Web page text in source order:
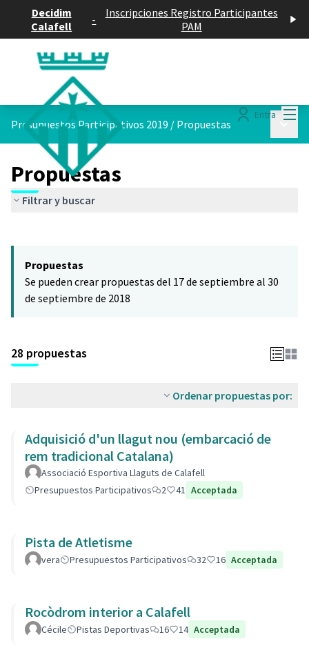
Decidim
Calafell
-
Inscripciones Registro Participantes
PAM
Entra
Presupuestos Participativos 2019 / Propuestas
Propuestas
Filtrar y buscar
−
Propuestas
Se pueden crear propuestas del 17 de septiembre al 30
de septiembre de 2018
28 propuestas
Ordenar propuestas por:
Adquisició d'un llagut nou (embarcació de
rem tradicional Catalana)
Associació Esportiva Llaguts de Calafell
Presupuestos Participativos
2 41 Acceptada
Pista de Atletisme
vera Presupuestos Participativos 32 16 Acceptada
Rocòdrom interior a Calafell
Cécile Pistas Deportivas 16 14 Acceptada